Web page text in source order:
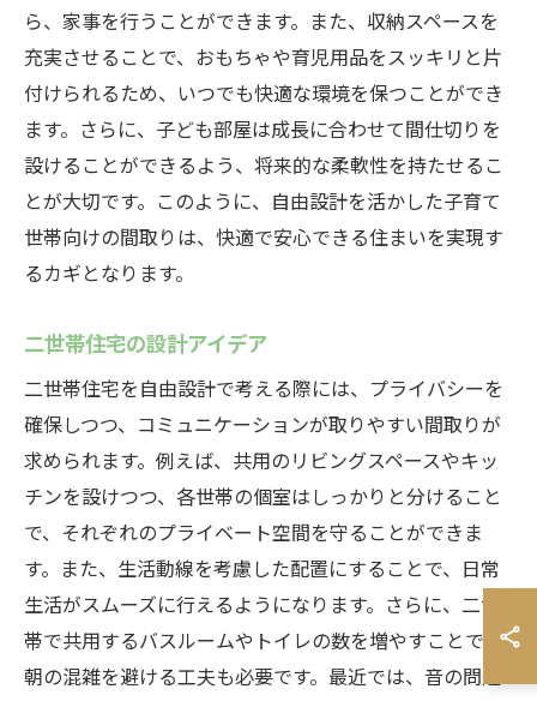
ら、家事を行うことができます。また、収納スペースを
充実させることで、おもちゃや育児用品をスッキリと片
付けられるため、いつでも快適な環境を保つことができ
ます。さらに、子ども部屋は成長に合わせて間仕切りを
設けることができるよう、将来的な柔軟性を持たせるこ
とが大切です。このように、自由設計を活かした子育て
世帯向けの間取りは、快適で安心できる住まいを実現す
るカギとなります。
二世帯住宅の設計アイデア
二世帯住宅を自由設計で考える際には、プライバシーを
確保しつつ、コミュニケーションが取りやすい間取りが
求められます。例えば、共用のリビングスペースやキッ
チンを設けつつ、各世帯の個室はしっかりと分けること
で、それぞれのプライベート空間を守ることができま
す。また、生活動線を考慮した配置にすることで、日常
生活がスムーズに行えるようになります。さらに、二世
帯で共用するバスルームやトイレの数を増やすことで、
朝の混雑を避ける工夫も必要です。最近では、音の問題